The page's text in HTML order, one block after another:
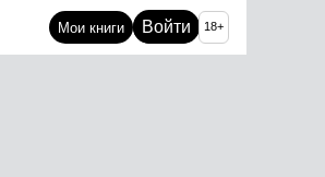
Мои книги Войти 18+